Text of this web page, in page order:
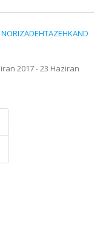
NORIZADEHTAZEHKAND
2017 - 23 Haziran